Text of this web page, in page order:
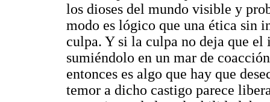
los dioses del mundo visible y
modo es lógico que una ética sin
culpa. Y si la culpa no deja que
sumiéndolo en un mar de
entonces es algo que hay que
temor a dicho castigo parece